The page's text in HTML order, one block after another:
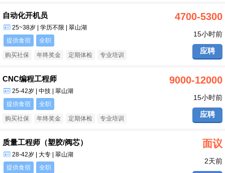
自动化开机员
25~38岁 | 学历不限 | 翠山湖
提供食宿
全职
购买社保 年终奖金 定期体检 专业培训
4700-5300
15小时前
应聘
CNC编程工程师
25-42岁 | 中技 | 翠山湖
提供食宿
全职
购买社保 年终奖金 定期体检 专业培训
9000-12000
15小时前
应聘
质量工程师（塑胶/阀芯）
28-42岁 | 大专 | 翠山湖
提供食宿
全职
面议
2天前